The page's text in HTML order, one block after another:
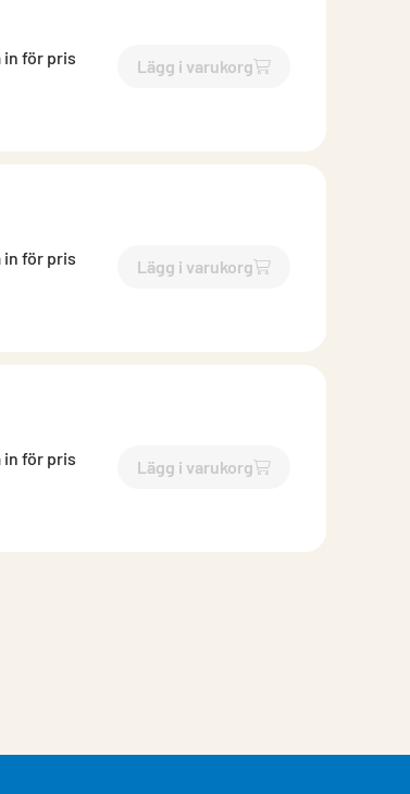
in för pris Lägg i varukorg
`$Lägg till
in för pris Lägg i varukorg
`$Lägg till
in för pris Lägg i varukorg
`$Lägg till